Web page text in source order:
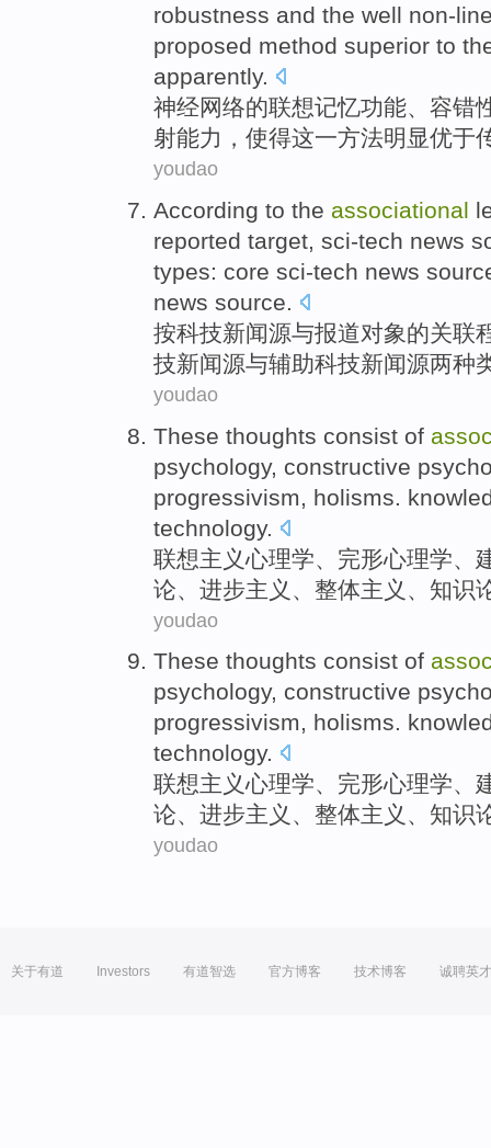
robustness and the well non-
proposed method superior to
apparently.
神经网络的联想记忆功能、 容错
射能力 ， 使得这一方法明显优于
youdao
According to the associational
reported target, sci-tech news
types: core sci-tech news
news source.
按科技新闻源与报道对象的关联
技新闻源与辅助科技新闻源两种
youdao
These thoughts consist of
psychology, constructive
progressivism , holisms.
technology.
联想主义心理学 完形心理学、
论
进步主义、整体主义、 知识
youdao
These thoughts consist of
psychology, constructive
progressivism, holisms.
technology.
联想主义心理学、 完形心理学、
论、 进步主义、整体主义、 知识
youdao
关于有道 Investors 有道智选 官方博客 技术博客 诚聘英才